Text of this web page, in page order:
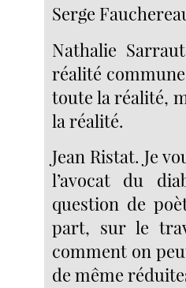
Serge
Nathalie
réalité
toute la réalité,
la réalité.
Jean Ristat. Je
l’avocat du
question de
part, sur le
comment on
de même